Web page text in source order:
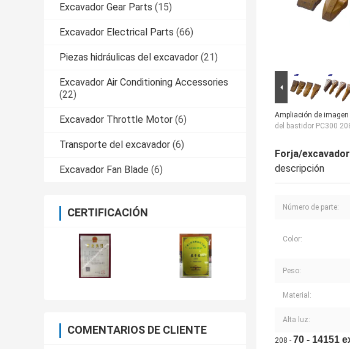
Excavador Gear Parts (15)
Excavador Electrical Parts (66)
Piezas hidráulicas del excavador (21)
Excavador Air Conditioning Accessories
(22)
Excavador Throttle Motor (6)
Transporte del excavador (6)
Excavador Fan Blade (6)
CERTIFICACIÓN
COMENTARIOS DE CLIENTE
Ampliación de imagen
del bastidor PC300
Forja/
descripción
Número de parte:
Color:
Peso:
Material:
Alta luz:
208 - 70 - 14151